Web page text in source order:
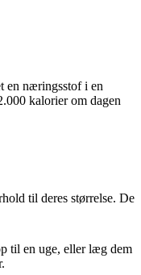
en næringsstof i en
kalorier om dagen
til deres størrelse. De
til en uge, eller læg dem